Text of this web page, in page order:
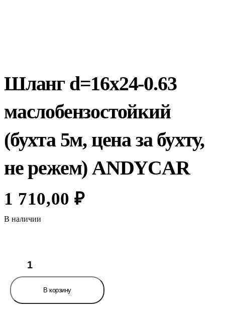
Шланг d=16х24-0.63
маслобензостойкий
(бухта 5м, цена за бухту,
не режем) ANDYCAR
1 710,00₽
В наличии
Шланг
d=16х24-
0.63
маслобензостойкий
В корзину